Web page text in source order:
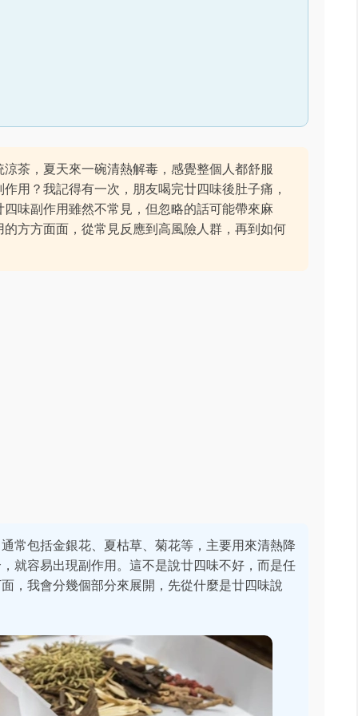
茶，夏天來一碗清熱解毒，感覺整個人都舒服
用？我記得有一次，朋友喝完廿四味後肚子痛，
味副作用雖然不常見，但忽略的話可能帶來麻
方方面面，從常見反應到高風險人群，再到如何
常包括金銀花、夏枯草、菊花等，主要用來清熱降
就容易出現副作用。這不是說廿四味不好，而是任
，我會分幾個部分來展開，先從什麼是廿四味說